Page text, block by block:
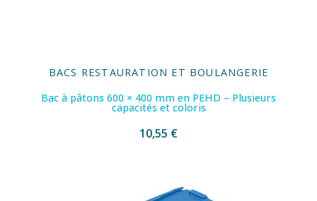
BACS RESTAURATION ET BOULANGERIE
Bac à pâtons 600 × 400 mm en PEHD – Plusieurs
capacités et coloris
10,55 €